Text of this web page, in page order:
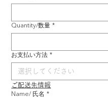
Quantity/数量 *
お支払い方法 *
ご配送先情報
Name/ 氏名 *